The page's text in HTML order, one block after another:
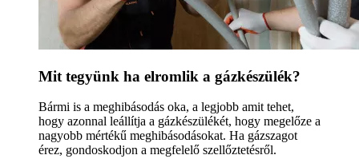
Mit tegyünk ha elromlik a gázkészülék?
Bármi is a meghibásodás oka, a legjobb amit tehet,
hogy azonnal leállítja a gázkészülékét, hogy megelőze a
nagyobb mértékű meghibásodásokat. Ha gázszagot
érez, gondoskodjon a megfelelő szellőztetésről.